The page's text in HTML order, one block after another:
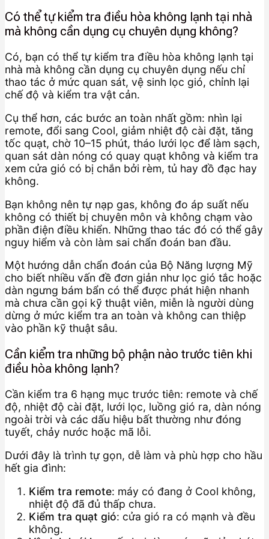
Có thể tự kiểm tra điều hòa không lạnh tại nhà
mà không cần dụng cụ chuyên dụng không?
Có, bạn có thể tự kiểm tra điều hòa không lạnh tại
nhà mà không cần dụng cụ chuyên dụng nếu chỉ
thao tác ở mức quan sát, vệ sinh lọc gió, chỉnh lại
chế độ và kiểm tra vật cản.
Cụ thể hơn, các bước an toàn nhất gồm: nhìn lại
remote, đổi sang Cool, giảm nhiệt độ cài đặt, tăng
tốc quạt, chờ 10–15 phút, tháo lưới lọc để làm sạch,
quan sát dàn nóng có quay quạt không và kiểm tra
xem cửa gió có bị chắn bởi rèm, tủ hay đồ đạc hay
không.
Bạn không nên tự nạp gas, không đo áp suất nếu
không có thiết bị chuyên môn và không chạm vào
phần điện điều khiển. Những thao tác đó có thể gây
nguy hiểm và còn làm sai chẩn đoán ban đầu.
Một hướng dẫn chẩn đoán của Bộ Năng lượng Mỹ
cho biết nhiều vấn đề đơn giản như lọc gió tắc hoặc
dàn ngưng bám bẩn có thể được phát hiện nhanh
mà chưa cần gọi kỹ thuật viên, miễn là người dùng
dừng ở mức kiểm tra an toàn và không can thiệp
vào phần kỹ thuật sâu.
Cần kiểm tra những bộ phận nào trước tiên khi
điều hòa không lạnh?
Cần kiểm tra 6 hạng mục trước tiên: remote và chế
độ, nhiệt độ cài đặt, lưới lọc, luồng gió ra, dàn nóng
ngoài trời và các dấu hiệu bất thường như đóng
tuyết, chảy nước hoặc mã lỗi.
Dưới đây là trình tự gọn, dễ làm và phù hợp cho hầu
hết gia đình:
Kiểm tra remote: máy có đang ở Cool không,
nhiệt độ đã đủ thấp chưa.
Kiểm tra quạt gió: cửa gió ra có mạnh và đều
không.